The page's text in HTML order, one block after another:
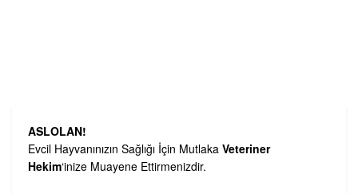
ASLOLAN!
Evcil Hayvanınızın Sağlığı İçin Mutlaka Veteriner
Hekim‘inize Muayene Ettirmenizdir.